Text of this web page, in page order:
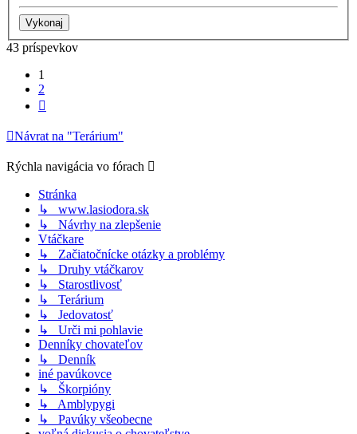
43 príspevkov
1
2
Návrat na "Terárium"
Rýchla navigácia vo fórach
Stránka
↳ www.lasiodora.sk
↳ Návrhy na zlepšenie
Vtáčkare
↳ Začiatočnícke otázky a problémy
↳ Druhy vtáčkarov
↳ Starostlivosť
↳ Terárium
↳ Jedovatosť
↳ Urči mi pohlavie
Denníky chovateľov
↳ Denník
iné pavúkovce
↳ Škorpióny
↳ Amblypygi
↳ Pavúky všeobecne